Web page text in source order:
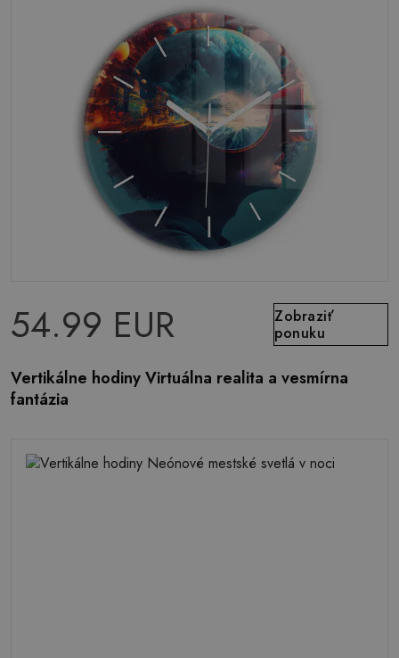
54.99 EUR
Zobraziť
ponuku
Vertikálne hodiny Virtuálna realita a vesmírna
fantázia